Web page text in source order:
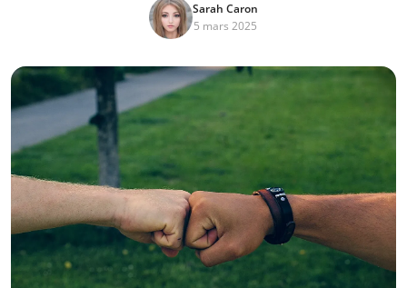
Sarah Caron
5 mars 2025